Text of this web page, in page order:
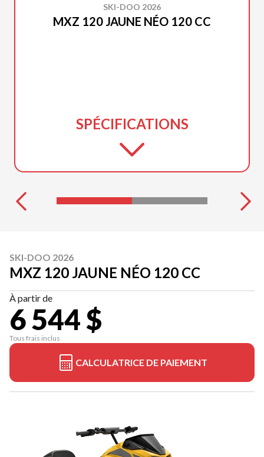
SKI-DOO 2026
MXZ 120 JAUNE NÉO 120 CC
SPÉCIFICATIONS
SKI-DOO 2026
MXZ 120 JAUNE NÉO 120 CC
À partir de
6 544 $
Tous frais inclus
CALCULATRICE DE PAIEMENT